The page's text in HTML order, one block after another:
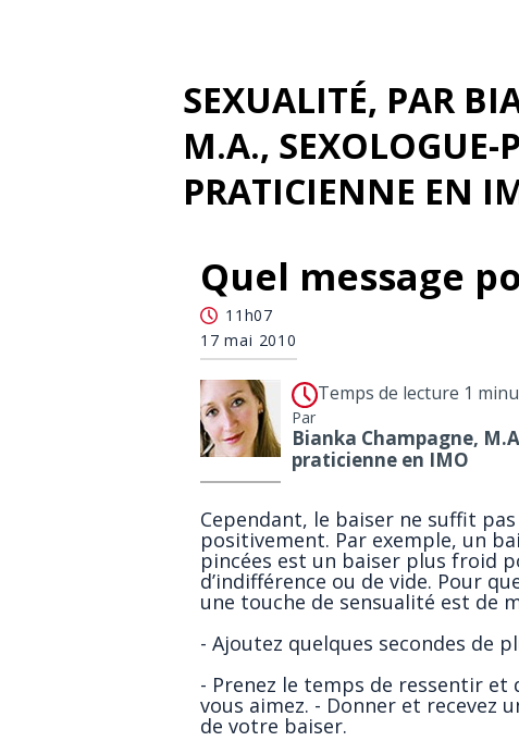
SEXUALITÉ, PAR
M.A., SEXOLOGUE-
PRATICIENNE EN
Quel message
11h07
17 mai 2010
Temps de lecture 1
Par
Bianka Champagne,
praticienne en IMO
Cependant, le baiser ne suffit
positivement. Par exemple, un
pincées est un baiser plus froid
d’indifférence ou de vide. Pour
une touche de sensualité est de
- Ajoutez quelques secondes de
- Prenez le temps de ressentir et
vous aimez. - Donner et recevez
de votre baiser.